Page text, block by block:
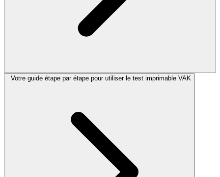
Votre guide étape par étape pour utiliser le test imprimable VAK